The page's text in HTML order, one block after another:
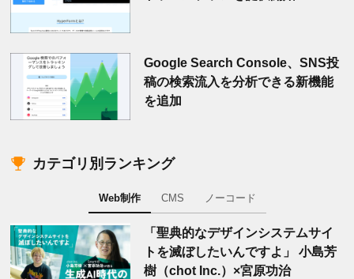
Google Search Console、SNS投
稿の検索流入を分析できる新機能
を追加
カテゴリ別ランキング
Web制作 CMS ノーコード
「聖典的なデザインシステムサイ
トを滅ぼしたいんですよ」 小島芳
樹（chot Inc.）×宮原功治